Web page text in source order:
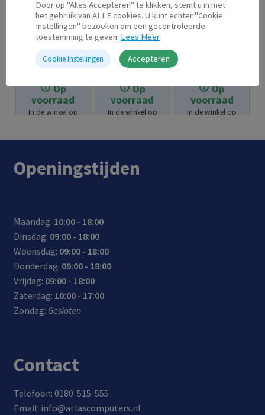
Op
voorraad
In de winkel op
Epson 29 XL
€18.95
Op
voorraad
In de winkel op
Epson 33 XL
Geel
€20.95
Op
voorraad
In de winkel op
€11.95
Openingstijden
Maandag: 10:00 - 18:00
Dinsdag: 09:00 - 18:00
Woensdag: 09:00 - 18:00
Donderdag: 09:00 - 18:00
Vrijdag: 09:00 - 18:00
Zaterdag: 10:00 - 17:00
Zondag: Gesloten
Contact
Telefoon: 0180-515-555
Email: info@atlascomputers.nl
Door op "Alles Accepteren" te klikken, stemt u in met
het gebruik van ALLE cookies. U kunt echter "Cookie
Instellingen" bezoeken om een gecontroleerde
toestemming te geven. Lees Meer
Cookie Instellingen Accepteren